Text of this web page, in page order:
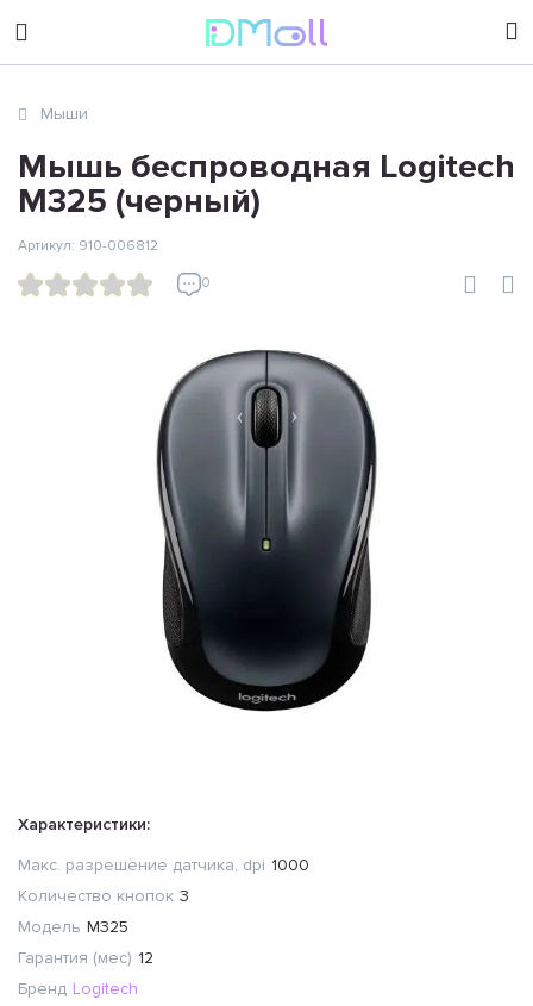
sales@dimoll.ru
Мыши
Мышь беспроводная Logitech
M325 (черный)
0
Артикул: 910-006812
Характеристики:
Макс. разрешение датчика, dpi 1000
Количество кнопок 3
Модель M325
Гарантия (мес) 12
Бренд Logitech